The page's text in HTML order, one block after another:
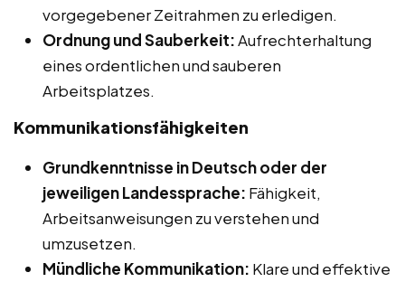
vorgegebener Zeitrahmen zu erledigen.
Ordnung und Sauberkeit:Aufrechterhaltung
eines ordentlichen und sauberen
Arbeitsplatzes.
Kommunikationsfähigkeiten
Grundkenntnisse in Deutsch oder der
jeweiligen Landessprache: Fähigkeit,
Arbeitsanweisungen zu verstehen und
umzusetzen.
Mündliche Kommunikation: Klare und effektive